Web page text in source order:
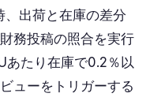
出荷と在庫の差分
務投稿の照合を実行
あたり在庫で0.2％以
ューをトリガーする